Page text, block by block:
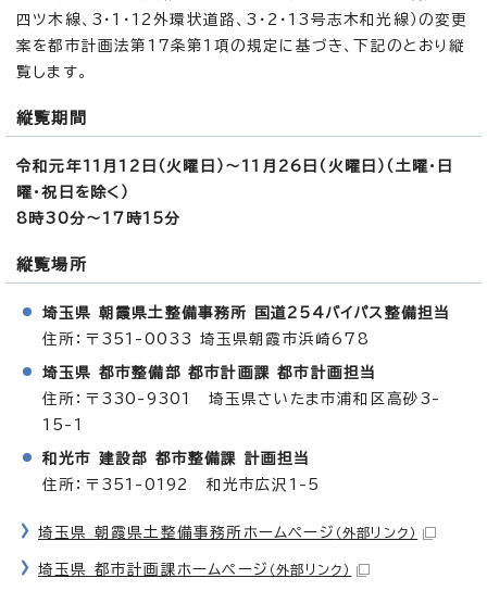
四ツ木線、3・1・12外環状道路、3・2・13号志木和光線）の変更
案を都市計画法第17条第1項の規定に基づき、下記のとおり縦
覧します。
縦覧期間
令和元年11月12日（火曜日）～11月26日（火曜日）（土曜・日
曜・祝日を除く）
8時30分～17時15分
縦覧場所
埼玉県 朝霞県土整備事務所 国道254バイパス整備担当
住所：〒351-0033 埼玉県朝霞市浜崎678
埼玉県 都市整備部 都市計画課 都市計画担当
住所：〒330-9301 埼玉県さいたま市浦和区高砂3-
15-1
和光市 建設部 都市整備課 計画担当
住所：〒351-0192 和光市広沢1-5
埼玉県 朝霞県土整備事務所ホームページ （外部リンク）
埼玉県 都市計画課ホームページ （外部リンク）